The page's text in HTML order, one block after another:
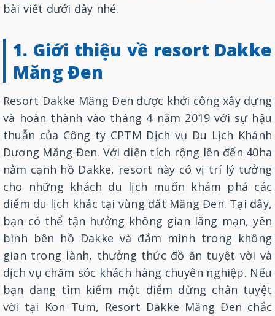
bài viết dưới đây nhé.
1. Giới thiệu về resort Dakke
Măng Đen
Resort Dakke Măng Đen được khởi công xây dựng
và hoàn thành vào tháng 4 năm 2019 với sự hậu
thuẫn của Công ty CPTM Dịch vụ Du Lịch Khánh
Dương Măng Đen. Với diện tích rộng lên đến 40ha
nằm cạnh hồ Dakke, resort này có vị trí lý tưởng
cho những khách du lịch muốn khám phá các
điểm du lịch khác tại vùng đất Măng Đen. Tại đây,
bạn có thể tận hưởng không gian lãng mạn, yên
bình bên hồ Dakke và đắm mình trong không
gian trong lành, thưởng thức đồ ăn tuyệt vời và
dịch vụ chăm sóc khách hàng chuyên nghiệp. Nếu
bạn đang tìm kiếm một điểm dừng chân tuyệt
vời tại Kon Tum, Resort Dakke Măng Đen chắc